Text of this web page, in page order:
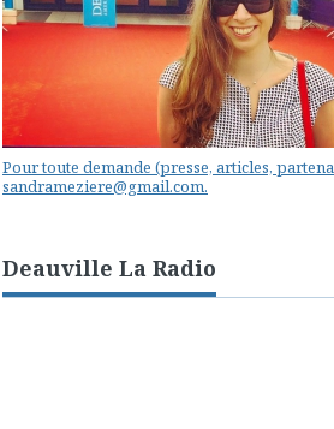
Pour toute demande (presse, articles,
sandrameziere@gmail.com.
Deauville La Radio